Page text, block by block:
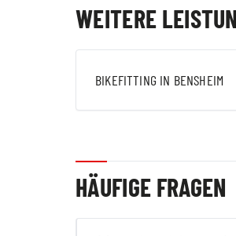
WEITERE
BIKEFITTING IN BENSHEIM
HÄUFIGE FRAGEN